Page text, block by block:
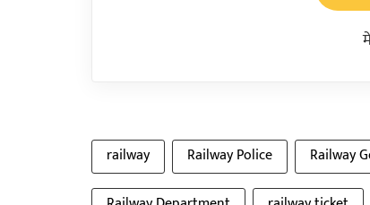
railway Railway Police Railway